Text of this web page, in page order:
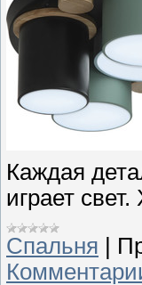
Каждая
играет
Спальня